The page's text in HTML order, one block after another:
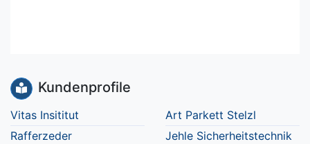
Kundenprofile
Vitas Insititut
Rafferzeder
Art Parkett Stelzl
Jehle Sicherheitstechnik